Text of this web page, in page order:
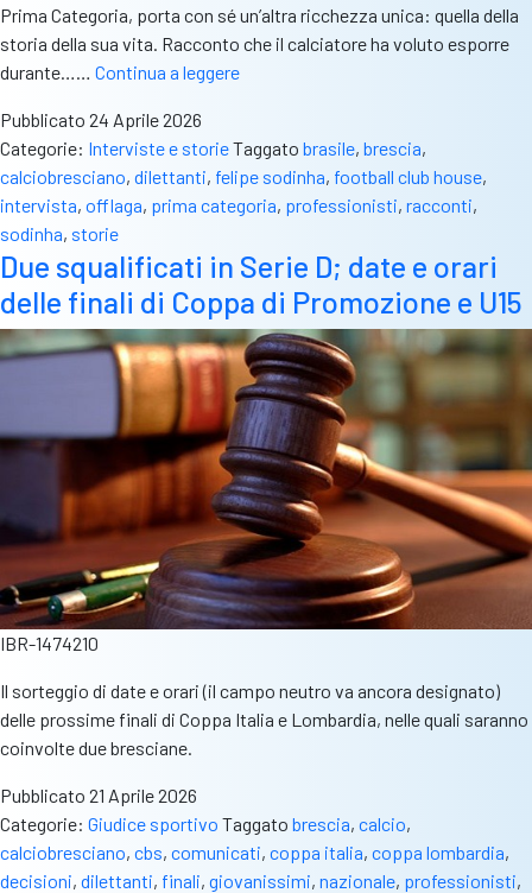
Prima Categoria, porta con sé un’altra ricchezza unica: quella della
storia della sua vita. Racconto che il calciatore ha voluto esporre
durante…… Continua a leggereDalle
“casa”
trovata
a
Sodinha
si
racconta:
“Mi
basta
un
pallone
per
sorridere”
Pubblicato 24 Aprile 2026
Categorie: Interviste e storieTaggato brasile, brescia,
calciobresciano, dilettanti, felipe sodinha, football club house,
intervista, offlaga, prima categoria, professionisti, racconti,
sodinha, storie
Due squalificati in Serie D; date e orari
delle finali di Coppa di Promozione e U15
IBR-1474210
Il sorteggio di date e orari (il campo neutro va ancora designato)
delle prossime finali di Coppa Italia e Lombardia, nelle quali saranno
coinvolte due bresciane.
Pubblicato 21 Aprile 2026
Categorie: Giudice sportivo Taggato brescia, calcio,
calciobresciano, cbs, comunicati, coppa italia, coppa lombardia,
decisioni, dilettanti, finali, giovanissimi, nazionale, professionisti,